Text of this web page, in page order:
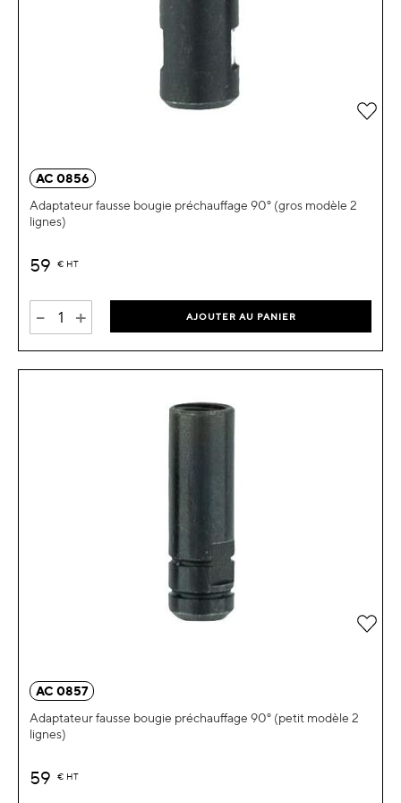
AC 0856
Adaptateur fausse bougie préchauffage 90° (gros modèle 2
lignes)
59 € HT
- + AJOUTER AU PANIER
AC 0857
Adaptateur fausse bougie préchauffage 90° (petit modèle 2
lignes)
59 € HT